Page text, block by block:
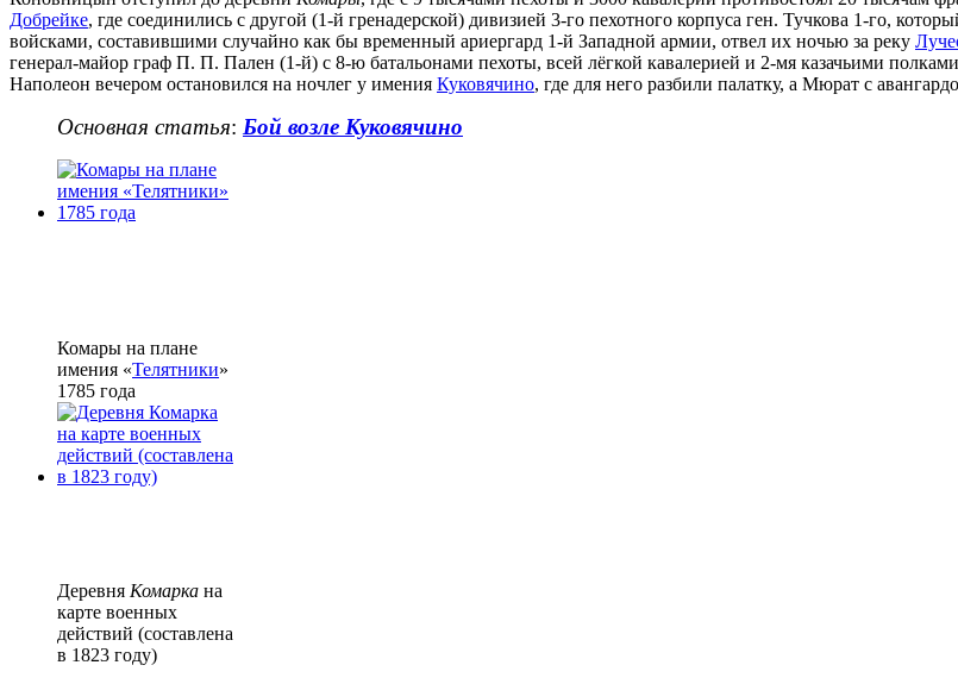
Добрейке, где соединились с другой (1-й гренадерской) дивизией 3-го пехотного корпуса ген. Тучкова 1-го,
войсками, составившими случайно как бы временный ариергард 1-й Западной армии, отвел их ночью за реку
генерал-майор граф П. П. Пален (1-й) с 8-ю батальонами пехоты, всей лёгкой кавалерией и 2-мя казачьими
Наполеон вечером остановился на ночлег у имения Куковячино, где для него разбили палатку, а Мюрат с
Основная статья: Бой возле Куковячино
Комары на плане
имения «Телятники»
1785 года
Деревня Комарка на
карте военных
действий (составлена
в 1823 году)